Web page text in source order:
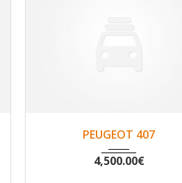
2004 Non 147120
PEUGEOT 407
4,500.00€